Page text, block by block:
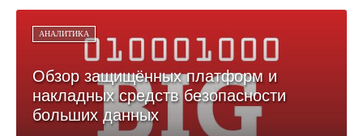
АНАЛИТИКА
Обзор защищённых платформ и
накладных средств безопасности
больших данных